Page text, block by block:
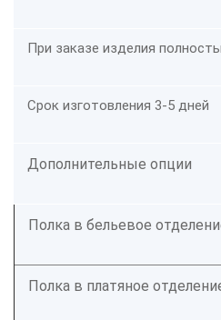
При заказе изделия
Срок изготовления 3-5 дней
Дополнительные опции
Полка в бельевое
Полка в платяное